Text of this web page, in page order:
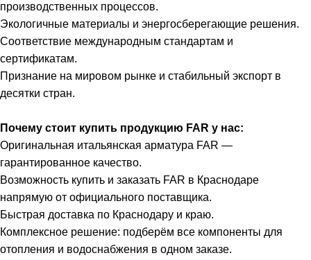
производственных процессов.
Экологичные материалы и энергосберегающие решения.
Соответствие международным стандартам и
сертификатам.
Признание на мировом рынке и стабильный экспорт в
десятки стран.
Почему стоит купить продукцию FAR у нас:
Оригинальная итальянская арматура FAR —
гарантированное качество.
Возможность купить и заказать FAR в Краснодаре
напрямую от официального поставщика.
Быстрая доставка по Краснодару и краю.
Комплексное решение: подберём все компоненты для
отопления и водоснабжения в одном заказе.